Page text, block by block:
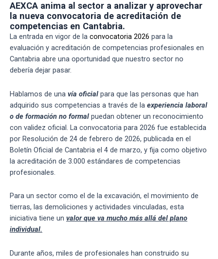
AEXCA anima al sector a analizar y aprovechar
la nueva convocatoria de acreditación de
competencias en Cantabria.
La entrada en vigor de la convocatoria 2026 para la
evaluación y acreditación de competencias profesionales en
Cantabria abre una oportunidad que nuestro sector no
debería dejar pasar.
Hablamos de una vía oficial para que las personas que han
adquirido sus competencias a través de la experiencia laboral
o de formación no formal puedan obtener un reconocimiento
con validez oficial. La convocatoria para 2026 fue establecida
por Resolución de 24 de febrero de 2026, publicada en el
Boletín Oficial de Cantabria el 4 de marzo, y fija como objetivo
la acreditación de 3.000 estándares de competencias
profesionales.
Para un sector como el de la excavación, el movimiento de
tierras, las demoliciones y actividades vinculadas, esta
iniciativa tiene un valor que va mucho más allá del plano
individual.
Durante años, miles de profesionales han construido su